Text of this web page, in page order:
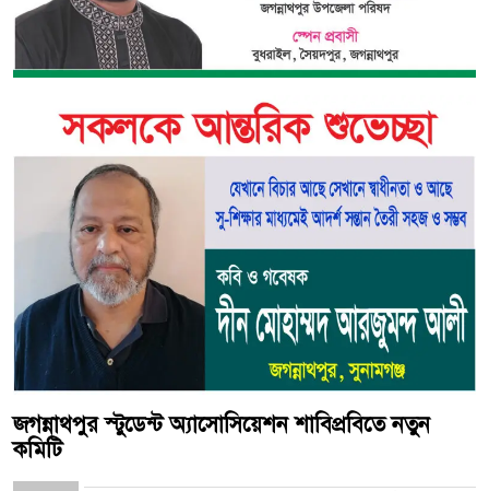
জগন্নাথপুর স্টুডেন্ট অ্যাসোসিয়েশন শাবিপ্রবিতে নতুন
কমিটি